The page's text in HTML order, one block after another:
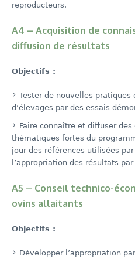
reproducteurs.
A4 – Acquisition de
diffusion de résultats
Objectifs :
Tester de nouvelles pratiques
d’élevages par des essais
Faire connaître et diffuser
thématiques fortes du
jour des références utilisées
l’appropriation des résultats
A5 – Conseil technico-
ovins allaitants
Objectifs :
Développer l’appropriation